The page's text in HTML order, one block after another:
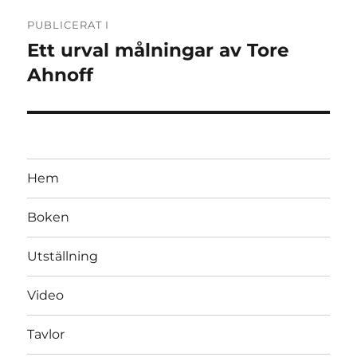
PUBLICERAT I
Ett urval målningar av Tore
Ahnoff
Hem
Boken
Utställning
Video
Tavlor